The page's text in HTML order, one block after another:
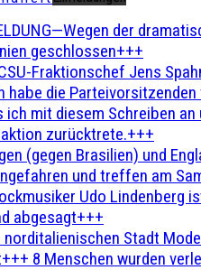
der
geschlossen+++
Fraktionschef Jens
die
mit diesem Schreiben
zurücktrete.+++
(gegen Brasilien) und
und treffen am
Udo Lindenberg
abgesagt+++
norditalienischen Stadt
8 Menschen wurden